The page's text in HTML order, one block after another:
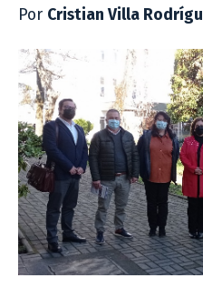
Por Cristian Villa